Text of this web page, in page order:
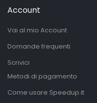
Account
Vai al mio Account
Domande frequenti
Scrivici
Metodi di pagamento
Come usare Speedup.it